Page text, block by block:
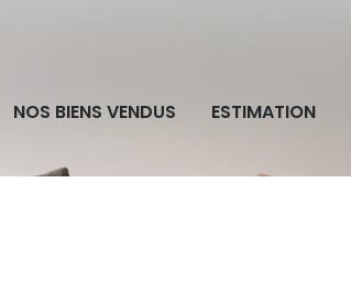
NOS BIENS VENDUS ESTIMATION